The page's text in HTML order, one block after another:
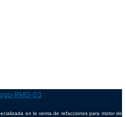
en la venta de refacciones para motor de